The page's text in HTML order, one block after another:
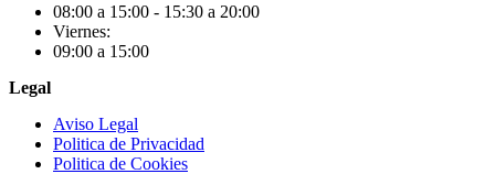
08:00 a 15:00 - 15:30 a 20:00
Viernes:
09:00 a 15:00
Legal
Aviso Legal
Politica de Privacidad
Politica de Cookies